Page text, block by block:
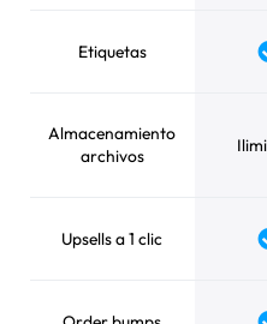
Etiquetas
Almacenamiento
archivos
Upsells a 1 clic